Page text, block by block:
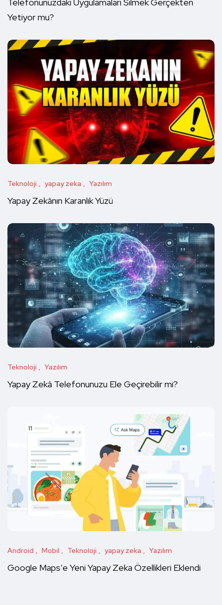
Telefonunuzdaki Uygulamaları Silmek Gerçekten
Yetiyor mu?
Teknoloji yapay zeka Yazılım
Yapay Zekânın Karanlık Yüzü
Teknoloji Yazılım
Yapay Zekâ Telefonunuzu Ele Geçirebilir mi?
Android Mobil Teknoloji yapay zeka Yazılım
Google Maps’e Yeni Yapay Zeka Özellikleri Eklendi